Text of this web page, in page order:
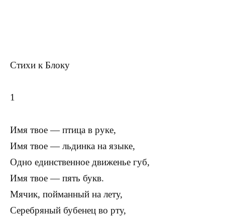
Стихи к Блоку
1
Имя твое — птица в руке,
Имя твое — льдинка на языке,
Одно единственное движенье губ,
Имя твое — пять букв.
Мячик, пойманный на лету,
Серебряный бубенец во рту,